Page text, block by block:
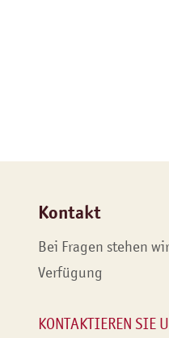
Kontakt
Bei Fragen stehen
Verfügung
KONTAKTIEREN SIE